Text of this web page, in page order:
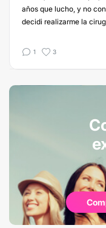
años que lucho, y no
decidi realizarme la
1 3